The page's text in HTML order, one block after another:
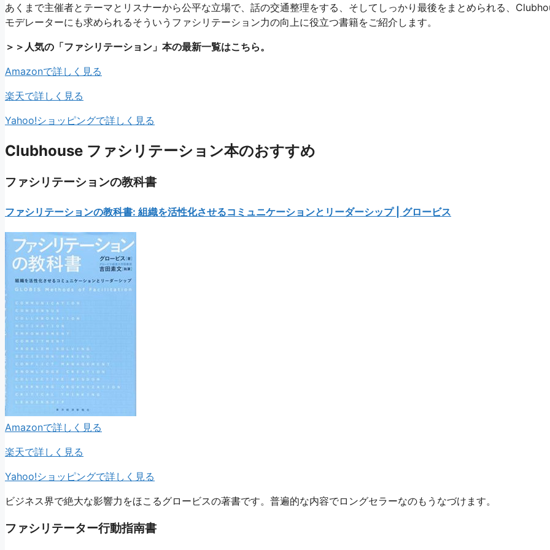
あくまで主催者とテーマとリスナーから公平な立場で、話の交通整理をする、そしてしっかり最後をまとめられる、
モデレーターにも求められるそういうファシリテーション力の向上に役立つ書籍をご紹介します。
＞＞人気の「ファシリテーション」本の最新一覧はこちら。
Amazonで詳しく見る
楽天で詳しく見る
Yahoo!ショッピングで詳しく見る
Clubhouse ファシリテーション本のおすすめ
ファシリテーションの教科書
ファシリテーションの教科書: 組織を活性化させるコミュニケーションとリーダーシップ | グロービス
Amazonで詳しく見る
楽天で詳しく見る
Yahoo!ショッピングで詳しく見る
ビジネス界で絶大な影響力をほこるグロービスの著書です。普遍的な内容でロングセラーなのもうなづけます。
ファシリテーター行動指南書